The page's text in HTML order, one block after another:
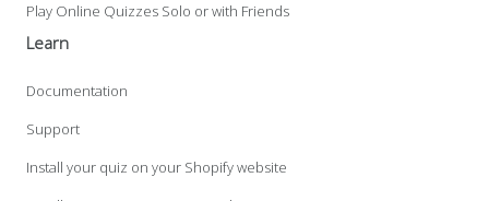
Play Online Quizzes Solo or with Friends
Learn
Documentation
Support
Install your quiz on your Shopify website